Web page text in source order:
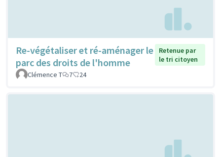
Re-végétaliser et ré-aménager le
parc des droits de l'homme
Retenue par
le tri citoyen
Clémence T
7 24